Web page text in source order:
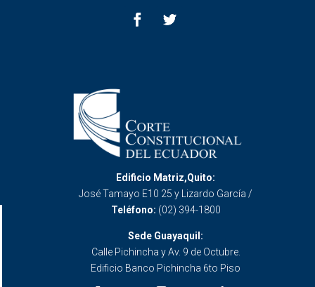
Edificio Matriz,Quito:
José Tamayo E10 25 y Lizardo García /
Teléfono: (02) 394-1800
Sede Guayaquil:
Calle Pichincha y Av. 9 de Octubre.
Edificio Banco Pichincha 6to Piso